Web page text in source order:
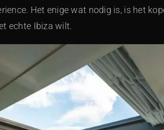
Het enige wat nodig is, is het
echte Ibiza wilt.